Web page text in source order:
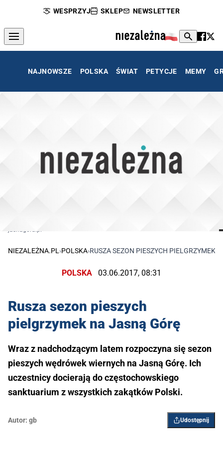
WESPRZYJ SKLEP NEWSLETTER
NAJNOWSZE POLSKA ŚWIAT PETYCJE MEMY
NIEZALEŻNA.PL ›POLSKA›RUSZA SEZON PIESZYCH PIELGRZYMEK
POLSKA 03.06.2017, 08:31
Rusza sezon pieszych
pielgrzymek na Jasną Górę
Wraz z nadchodzącym latem rozpoczyna się sezon
pieszych wędrówek wiernych na Jasną Górę. Ich
uczestnicy docierają do częstochowskiego
sanktuarium z wszystkich zakątków Polski.
Autor: gb Udostępnij